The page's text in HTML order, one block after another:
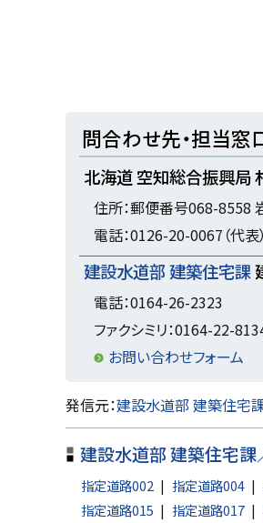
ト
ッ
プ
る
問合わせ先・担当窓
北海道 空知総合振興局
住所：郵便番号068-8558
電話：0126-20-0067（代表）
建設水道部 建築住宅課
電話：0164-26-2323
ファクシミリ：0164-22-
お問い合わせフォーム
ト
ッ
プ
に
戻
発信元：建設水道部 建築住宅
建設水道部 建築住宅
指定道路002 指定道路004
指定道路015
指定道路017